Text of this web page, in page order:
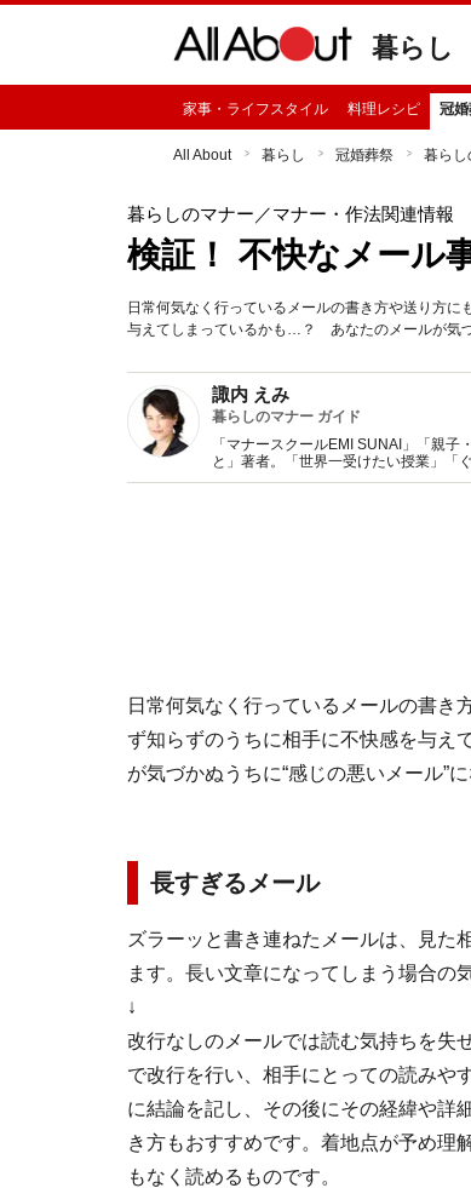
暮らし
家事・ライフスタイル 料理レシピ 冠
All About 暮らし 冠婚葬祭 暮らし
暮らしのマナー ／マナー・作法関連情報
検証！ 不快なメール
日常何気なく行っているメールの書き方や送り方
与えてしまっているかも…？ あなたのメールが気づ
諏内 えみ
暮らしのマナー ガイド
「マナースクールEMI SUNAI」「親子・お受験作法教室 」代表。 大ベ
と」著者。「世界一受けたい授業」「ぐ
ラマで女優のエレガント所作指導にも
日常何気なく行っているメールの書き
ず知らずのうちに相手に不快感を与
が気づかぬうちに“感じの悪いメール”
長すぎるメール
ズラーッと書き連ねたメールは、見た
ます。長い文章になってしまう場合の
↓
改行なしのメールでは読む気持ちを失
で改行を行い、相手にとっての読みや
に結論を記し、その後にその経緯や詳
き方もおすすめです。着地点が予め理
もなく読めるものです。